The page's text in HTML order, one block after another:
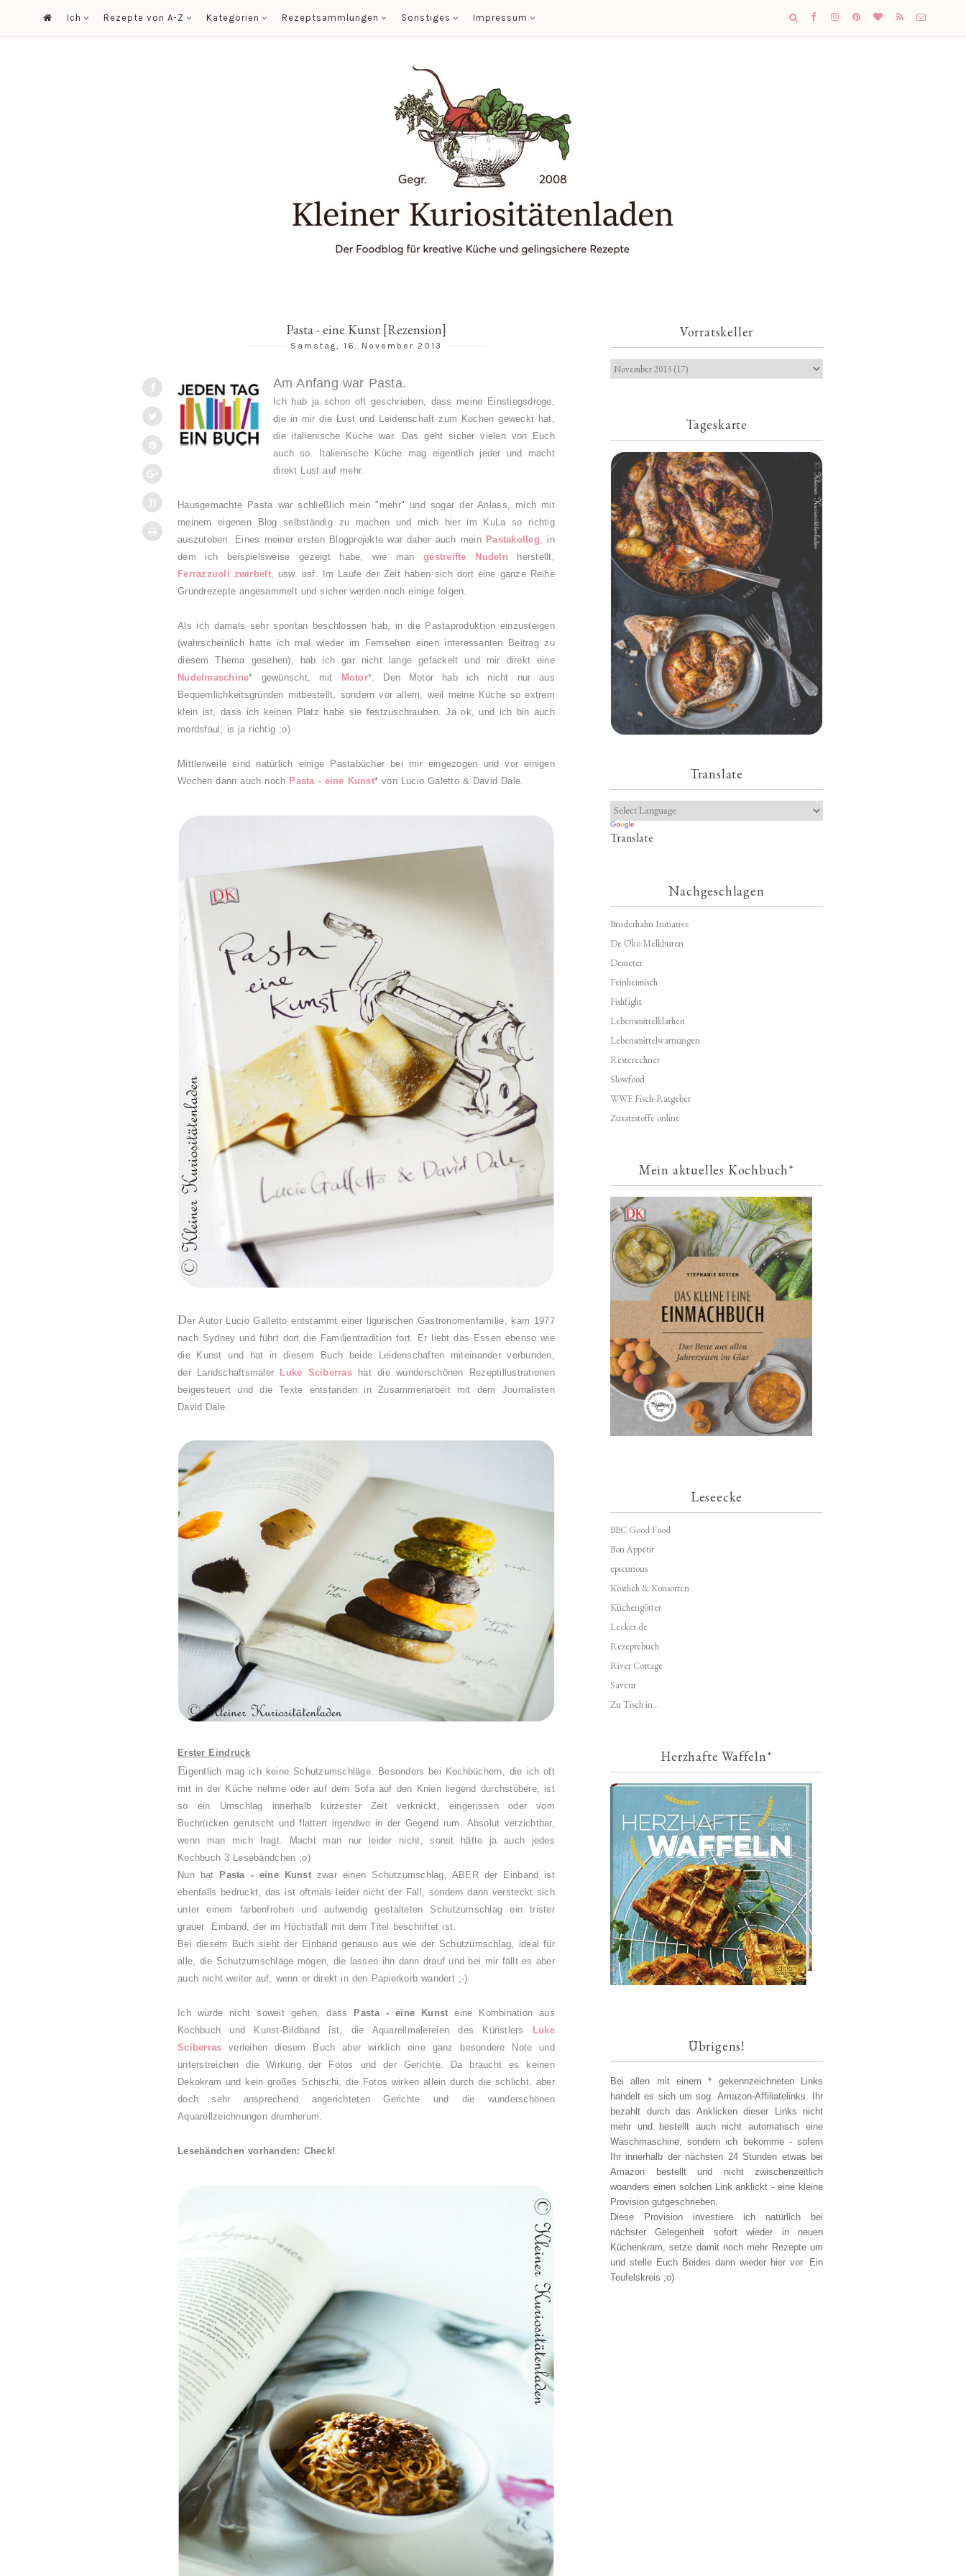
Ich Rezepte von A-Z Kategorien Rezeptsammlungen Sonstiges Impressum
Pasta - eine Kunst [Rezension]
Samstag, 16. November 2013
Am Anfang war Pasta.
Ich hab ja schon oft geschrieben, dass meine Einstiegsdroge,
die in mir die Lust und Leidenschaft zum Kochen geweckt hat,
die italienische Küche war. Das geht sicher vielen von Euch
auch so. Italienische Küche mag eigentlich jeder und macht
direkt Lust auf mehr.
Hausgemachte Pasta war schließlich mein "mehr" und sogar der Anlass, mich mit
meinem eigenen Blog selbständig zu machen und mich hier im KuLa so richtig
auszutoben. Eines meiner ersten Blogprojekte war daher auch mein Pastakolleg, in
dem ich beispielsweise gezeigt habe, wie mangestreifte Nudeln herstellt,
Ferrazzuoli zwirbelt, usw. usf. Im Laufe der Zeit haben sich dort eine ganze Reihe
Grundrezepte angesammelt und sicher werden noch einige folgen.
Als ich damals sehr spontan beschlossen hab, in die Pastaproduktion einzusteigen
(wahrscheinlich hatte ich mal wieder im Fernsehen einen interessanten Beitrag zu
diesem Thema gesehen), hab ich gar nicht lange gefackelt und mir direkt eine
Nudelmaschine* gewünscht, mit Motor*. Den Motor hab ich nicht nur aus
Bequemlichkeitsgründen mitbestellt, sondern vor allem, weil meine Küche so extrem
klein ist, dass ich keinen Platz habe sie festzuschrauben. Ja ok, und ich bin auch
mordsfaul, is ja richtig ;o)
Mittlerweile sind natürlich einige Pastabücher bei mir eingezogen und vor einigen
Wochen dann auch noch Pasta - eine Kunst* von Lucio Galetto & David Dale.
Der Autor Lucio Galletto entstammt einer ligurischen Gastronomenfamilie, kam 1977
nach Sydney und führt dort die Familientradition fort. Er liebt das Essen ebenso wie
die Kunst und hat in diesem Buch beide Leidenschaften miteinander verbunden,
der
Landschaftsmaler Luke Sciberras hat die wunderschönen Rezeptillustrationen
beigesteuert und d ie Texte entstanden in Zusammenarbeit mit dem Journalisten
David Dale.
Erster Eindruck
Eigentlich mag ich keine Schutzumschläge. Besonders bei Kochbüchern, die ich oft
mit in der Küche nehme oder auf dem Sofa auf den Knien liegend durchstöbere, ist
so ein Umschlag innerhalb kürzester Zeit verknickt, eingerissen oder vom
Buchrücken gerutscht und flattert irgendwo in der Gegend rum. Absolut verzichtbar,
wenn man mich fragt. Macht man nur leider nicht, sonst hätte ja auch jedes
Kochbuch 3 Lesebändchen ;o)
Nun hat
Pasta - eine Kunst zwar einen Schutzumschlag, ABER der Einband ist
ebenfalls bedruckt, das ist oftmals leider nicht der Fall, sondern dann versteckt sich
unter einem farbenfrohen und aufwendig gestalteten Schutzumschlag ein trister
grauer Einband, der im Höchstfall mit dem Titel beschriftet ist.
Bei diesem Buch sieht der Einband genauso aus wie der Schutzumschlag, ideal für
alle, die Schutzumschläge mögen, die lassen ihn dann drauf und bei mir fällt es aber
auch nicht weiter auf, wenn er direkt in den Papierkorb wandert ;-)
Ich würde nicht soweit gehen, dass Pasta - eine Kunst eine Kombination aus
Kochbuch und Kunst-Bildband ist, die Aquarellmalereien des Künstlers
Luke
Sciberras verleihen diesem Buch aber wirklich eine ganz besondere Note und
unterstreichen die Wirkung der Fotos und der Gerichte. Da braucht es keinen
Dekokram und kein großes Schischi, die Fotos wirken allein durch die schlicht, aber
doch sehr ansprechend angerichteten Gerichte und die wunderschönen
Aquarellzeichnungen drumherum.
Lesebändchen vorhanden: Check!
Vorratskeller
Tageskarte
Geschmorte Hähnchenschenkel auf
Paprikakraut und kleinen Kartoffeln
Translate
Translate
Nachgeschlagen
Bruderhahn Initiative
De Öko Melkburen
Demeter
Feinheimisch
Fishfight
Lebensmittelklarheit
Lebensmittelwarnungen
Resterechner
Slowfood
WWF Fisch-Ratgeber
Zusatzstoffe online
Mein aktuelles Kochbuch*
Leseecke
BBC Good Food
Bon Appétit
epicurious
Köstlich & Konsorten
Küchengötter
Lecker.de
Rezeptebuch
River Cottage
Saveur
Zu Tisch in...
Herzhafte Waffeln*
Übrigens!
Bei allen mit einem * gekennzeichneten Links
handelt es sich um sog. Amazon-Affiliatelinks. Ihr
bezahlt durch das Anklicken dieser Links nicht
mehr und bestellt auch nicht automatisch eine
Waschmaschine, sondern ich bekomme - sofern
Ihr innerhalb der nächsten 24 Stunden etwas bei
Amazon bestellt und nicht zwischenzeitlich
woanders einen solchen Link anklickt - eine kleine
Provision gutgeschrieben.
Diese Provision investiere ich natürlich bei
nächster Gelegenheit sofort wieder in neuen
Küchenkram, setze damit noch mehr Rezepte um
und stelle Euch Beides dann wieder hier vor. Ein
Teufelskreis ;o)